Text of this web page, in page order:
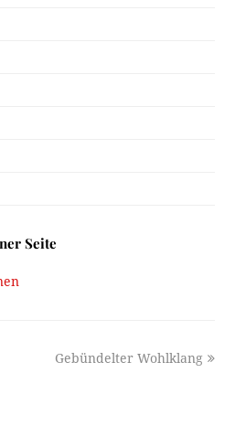
Seite
next
Gebündelter Wohlklang